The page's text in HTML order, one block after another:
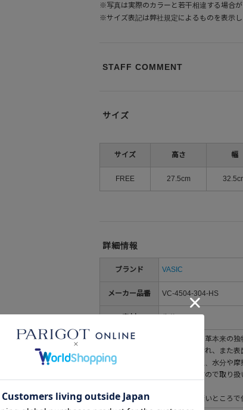
※写真は実際のカラーと若干相違する場合
※サイズ表記は弊社規定によるものを表示し
STAFF COMMENT
サイズ
サイズ 高さ 幅
FREE 27.5cm
詳細情報
ブランド VASIC
メーカー品番 VC-4504-304-HS
素材 牛革
この製品は、革本来の
ラ、キズ、汚れ、また
皮革の特性上、水分や
合がありますので取り
通気の良い暗いところで